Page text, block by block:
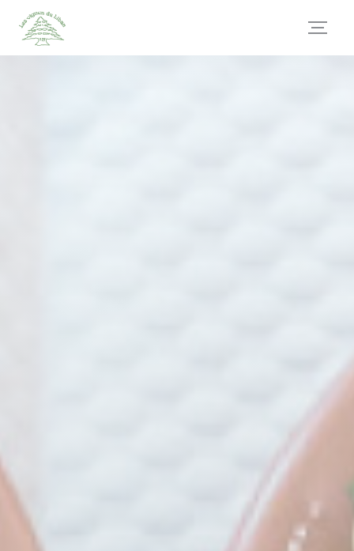
Personnalisation de vos choix en matière de cookies